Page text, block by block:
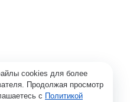
cookies для более
Продолжая просмотр
с Политикой